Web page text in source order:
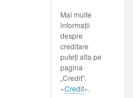
Mai multe
informații
despre
creditare
puteți afla pe
pagina
„Credit”.
«Credit».